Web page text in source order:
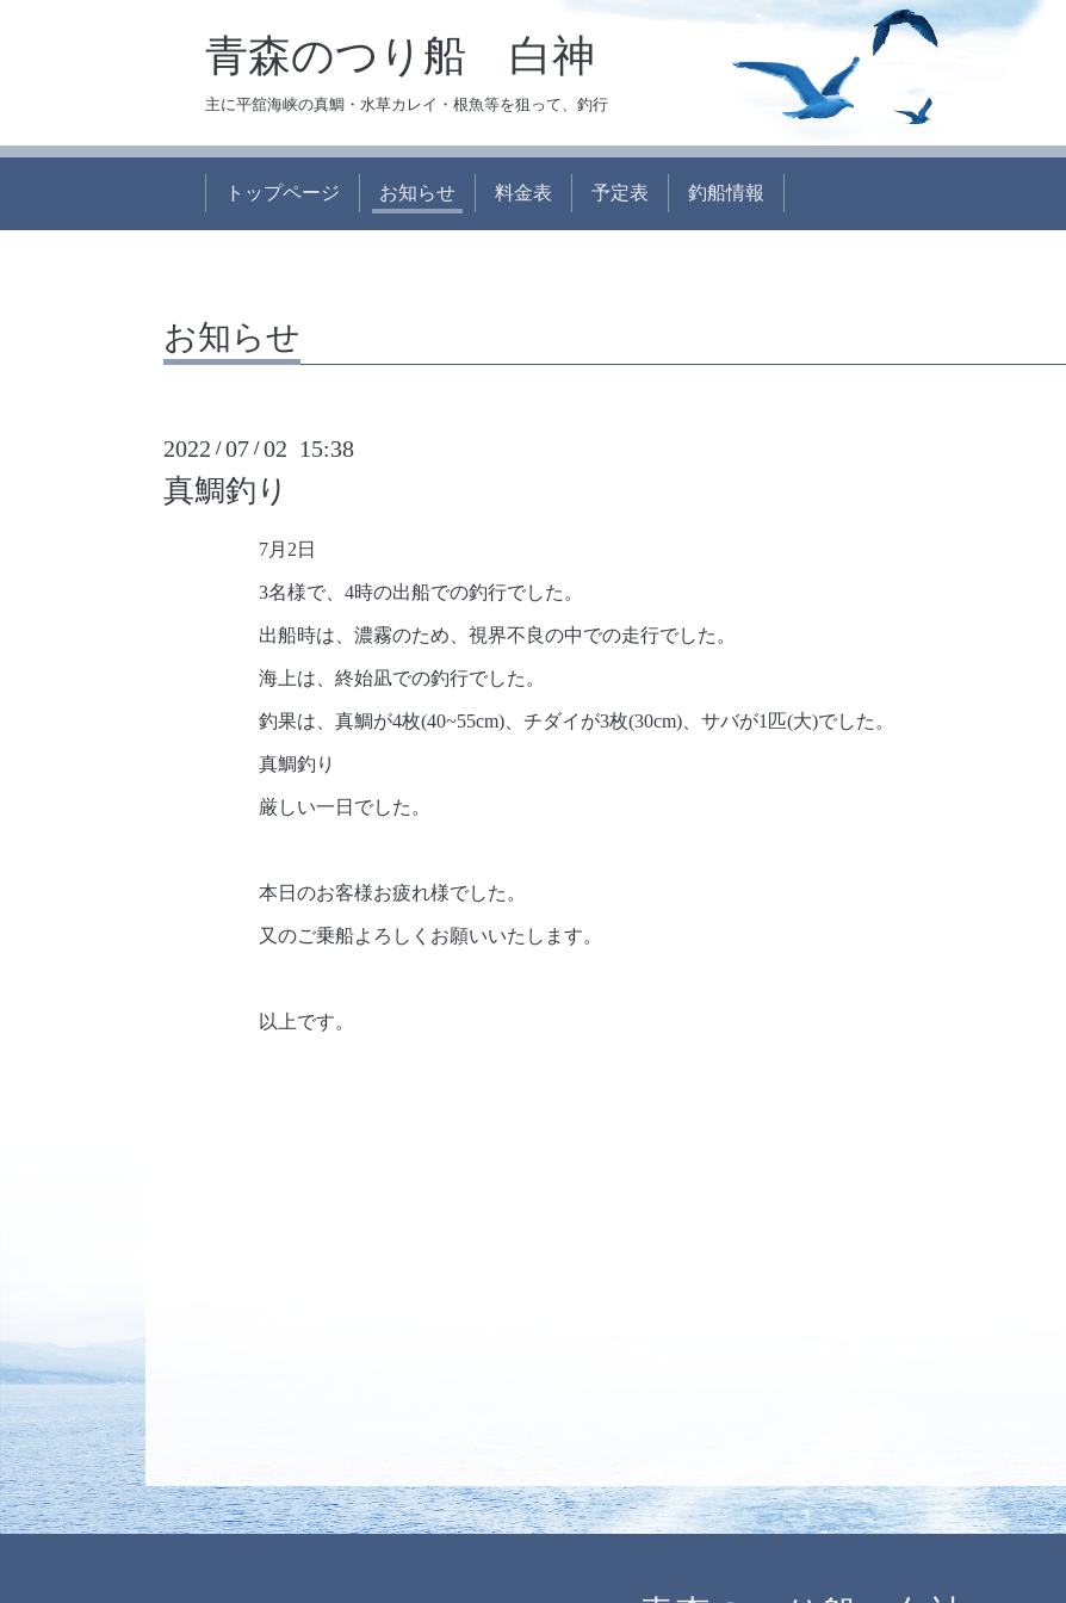
青森のつり船 白神
主に平舘海峡の真鯛・水草カレイ・根魚等を狙って、釣行
トップページ お知らせ 料金表 予定表 釣船情報
お知らせ
2022 /07 /02 15:38
真鯛釣り
7月2日
3名様で、4時の出船での釣行でした。
出船時は、濃霧のため、視界不良の中での走行でした。
海上は、終始凪での釣行でした。
釣果は、真鯛が4枚(40~55cm)、チダイが3枚(30cm)、サバが1匹(大)でした。
真鯛釣り
厳しい一日でした。
本日のお客様お疲れ様でした。
又のご乗船よろしくお願いいたします。
以上です。